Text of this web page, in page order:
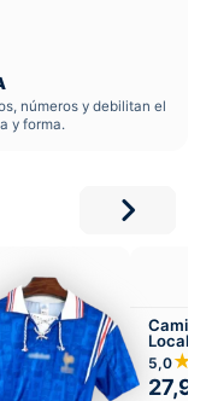
números y debilitan el
y forma.
Local
5,0
27,99